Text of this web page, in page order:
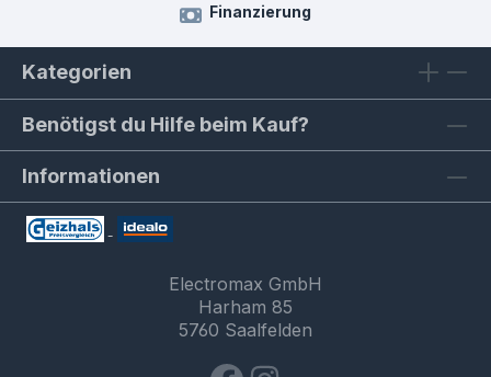
Finanzierung
Kategorien
Benötigst du Hilfe beim Kauf?
Informationen
Electromax GmbH
Harham 85
5760 Saalfelden